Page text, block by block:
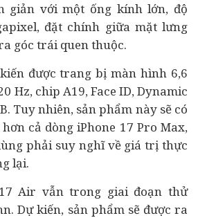
giản với một ống kính lớn, độ
đặt chính giữa mặt lưng
góc trái quen thuộc.
được trang bị màn hình 6,6
Hz, chip A19, Face ID, Dynamic
Tuy nhiên, sản phẩm này sẽ có
cả dòng iPhone 17 Pro Max,
phải suy nghĩ về giá trị thực
lại.
Air vẫn trong giai đoạn thử
Dự kiến, sản phẩm sẽ được ra